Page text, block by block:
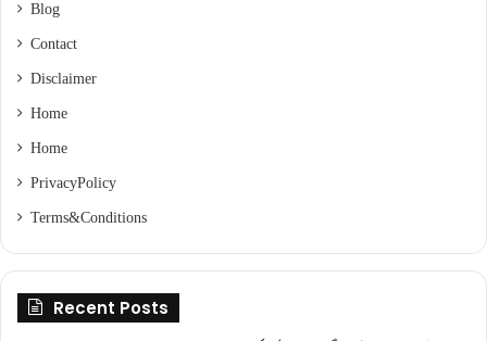
Blog
Contact
Disclaimer
Home
Home
Privacy Policy
Terms & Conditions
Recent Posts